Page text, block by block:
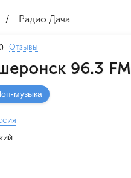
/ Радио Дача
Отзывы
96.3 FM
музыка